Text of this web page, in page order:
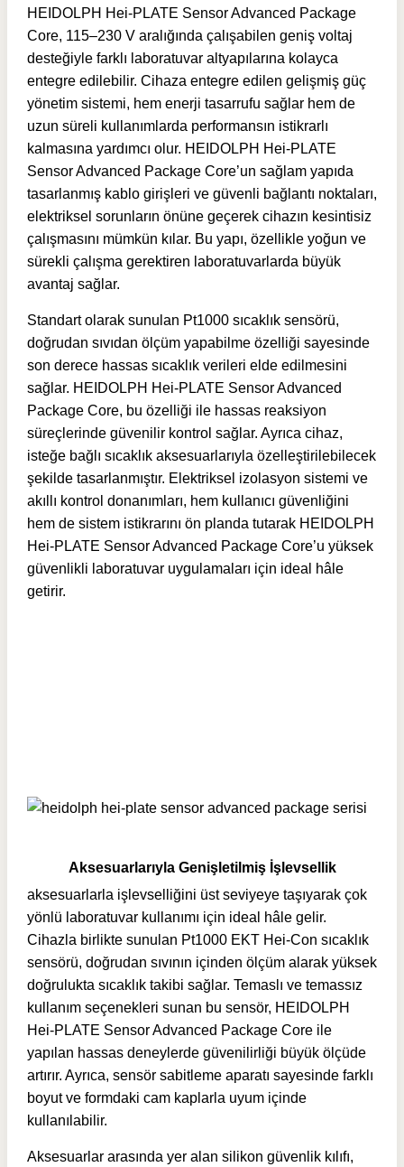
HEIDOLPH Hei-PLATE Sensor Advanced Package
Core, 115–230 V aralığında çalışabilen geniş voltaj
desteğiyle farklı laboratuvar altyapılarına kolayca
entegre edilebilir. Cihaza entegre edilen gelişmiş güç
yönetim sistemi, hem enerji tasarrufu sağlar hem de
uzun süreli kullanımlarda performansın istikrarlı
kalmasına yardımcı olur. HEIDOLPH Hei-PLATE
Sensor Advanced Package Core’un sağlam yapıda
tasarlanmış kablo girişleri ve güvenli bağlantı noktaları,
elektriksel sorunların önüne geçerek cihazın kesintisiz
çalışmasını mümkün kılar. Bu yapı, özellikle yoğun ve
sürekli çalışma gerektiren laboratuvarlarda büyük
avantaj sağlar.
Standart olarak sunulan Pt1000 sıcaklık sensörü,
doğrudan sıvıdan ölçüm yapabilme özelliği sayesinde
son derece hassas sıcaklık verileri elde edilmesini
sağlar. HEIDOLPH Hei-PLATE Sensor Advanced
Package Core, bu özelliği ile hassas reaksiyon
süreçlerinde güvenilir kontrol sağlar. Ayrıca cihaz,
isteğe bağlı sıcaklık aksesuarlarıyla özelleştirilebilecek
şekilde tasarlanmıştır. Elektriksel izolasyon sistemi ve
akıllı kontrol donanımları, hem kullanıcı güvenliğini
hem de sistem istikrarını ön planda tutarak HEIDOLPH
Hei-PLATE Sensor Advanced Package Core’u yüksek
güvenlikli laboratuvar uygulamaları için ideal hâle
getirir.
Aksesuarlarıyla Genişletilmiş İşlevsellik
aksesuarlarla işlevselliğini üst seviyeye taşıyarak çok
yönlü laboratuvar kullanımı için ideal hâle gelir.
Cihazla birlikte sunulan Pt1000 EKT Hei-Con sıcaklık
sensörü, doğrudan sıvının içinden ölçüm alarak yüksek
doğrulukta sıcaklık takibi sağlar. Temaslı ve temassız
kullanım seçenekleri sunan bu sensör, HEIDOLPH
Hei-PLATE Sensor Advanced Package Core ile
yapılan hassas deneylerde güvenilirliği büyük ölçüde
artırır. Ayrıca, sensör sabitleme aparatı sayesinde farklı
boyut ve formdaki cam kaplarla uyum içinde
kullanılabilir.
Aksesuarlar arasında yer alan silikon güvenlik kılıfı,